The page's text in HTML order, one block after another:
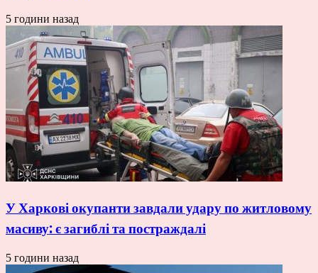
5 години назад
У Харкові окупанти завдали удару по житловому
масиву: є загиблі та постраждалі
5 години назад